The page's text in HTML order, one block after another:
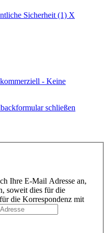
Sicherheit (1) X
- Keine
Ihre E-Mail Adresse an,
soweit dies für die
die Korrespondenz mit